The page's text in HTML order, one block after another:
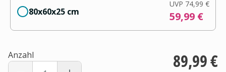
80x60x25 cm
UVP 74,99 €
59,99 €
Anzahl 89,99 €